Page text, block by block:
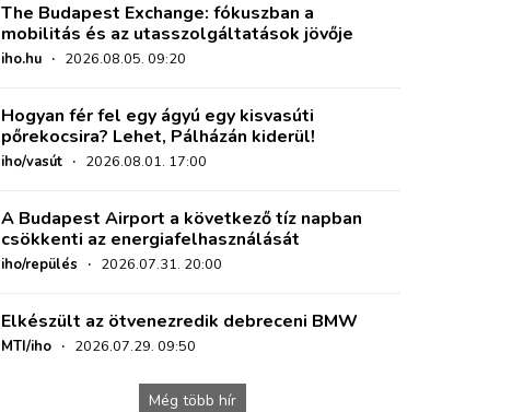
The Budapest Exchange: fókuszban a
mobilitás és az utasszolgáltatások jövője
iho.hu · 2026.08.05. 09:20
Hogyan fér fel egy ágyú egy kisvasúti
pőrekocsira? Lehet, Pálházán kiderül!
iho/vasút · 2026.08.01. 17:00
A Budapest Airport a következő tíz napban
csökkenti az energiafelhasználását
iho/repülés · 2026.07.31. 20:00
Elkészült az ötvenezredik debreceni BMW
MTI/iho · 2026.07.29. 09:50
Még több hír